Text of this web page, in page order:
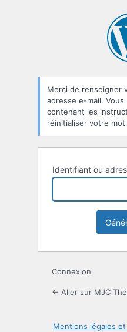
oublié
Merci de renseigner
adresse e-mail.
contenant les
réinitialiser votre mot
Identifiant ou
Connexion
← Aller sur MJC
Mentions légales